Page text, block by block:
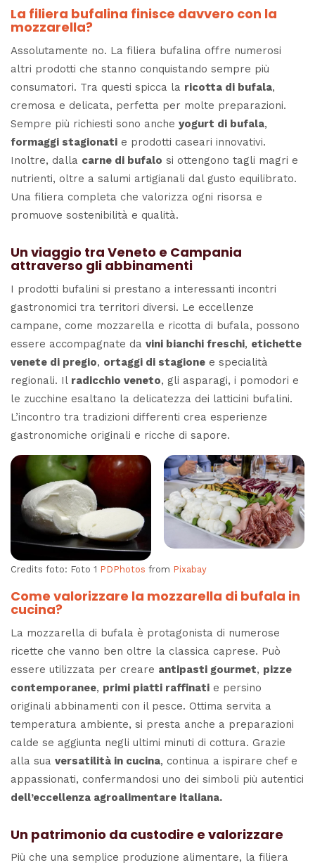
La filiera bufalina finisce davvero con la
mozzarella?
Assolutamente no. La filiera bufalina offre numerosi
altri prodotti che stanno conquistando sempre più
consumatori. Tra questi spicca la ricotta di bufala,
cremosa e delicata, perfetta per molte preparazioni.
Sempre più richiesti sono anche yogurt di bufala,
formaggi stagionati e prodotti caseari innovativi.
Inoltre, dalla carne di bufalo si ottengono tagli magri e
nutrienti, oltre a salumi artigianali dal gusto equilibrato.
Una filiera completa che valorizza ogni risorsa e
promuove sostenibilità e qualità.
Un viaggio tra Veneto e Campania
attraverso gli abbinamenti
I prodotti bufalini si prestano a interessanti incontri
gastronomici tra territori diversi. Le eccellenze
campane, come mozzarella e ricotta di bufala, possono
essere accompagnate da vini bianchi freschi, etichette
venete di pregio, ortaggi di stagione e specialità
regionali. Il radicchio veneto, gli asparagi, i pomodori e
le zucchine esaltano la delicatezza dei latticini bufalini.
L’incontro tra tradizioni differenti crea esperienze
gastronomiche originali e ricche di sapore.
Credits foto: Foto 1 PDPhotos from Pixabay
Come valorizzare la mozzarella di bufala in
cucina?
La mozzarella di bufala è protagonista di numerose
ricette che vanno ben oltre la classica caprese. Può
essere utilizzata per creare antipasti gourmet, pizze
contemporanee, primi piatti raffinati e persino
originali abbinamenti con il pesce. Ottima servita a
temperatura ambiente, si presta anche a preparazioni
calde se aggiunta negli ultimi minuti di cottura. Grazie
alla sua versatilità in cucina, continua a ispirare chef e
appassionati, confermandosi uno dei simboli più autentici
dell’eccellenza agroalimentare italiana.
Un patrimonio da custodire e valorizzare
Più che una semplice produzione alimentare, la filiera